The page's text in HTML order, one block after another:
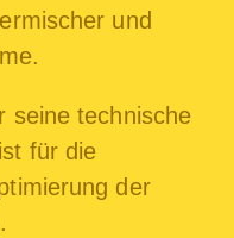
und
seine technische
für die
der